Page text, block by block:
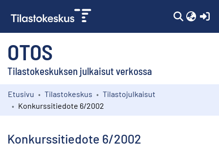
OTOS
Tilastokeskuksen julkaisut verkossa
Kokoelmat
Etusivu Tilastokeskus
Tilastojulkaisut
Konkurssitiedote 6/2002
Konkurssitiedote 6/2002